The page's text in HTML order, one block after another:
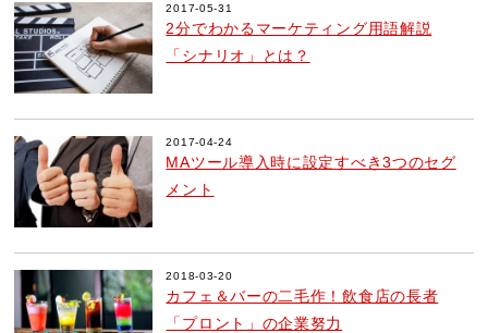
2017-05-31
2分でわかるマーケティング用語解説
「シナリオ」とは？
2017-04-24
MAツール導入時に設定すべき3つのセグ
メント
2018-03-20
カフェ＆バーの二毛作！飲食店の長者
「プロント」の企業努力